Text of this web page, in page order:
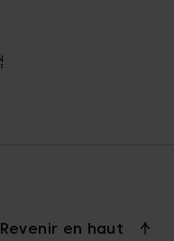
Revenir en haut